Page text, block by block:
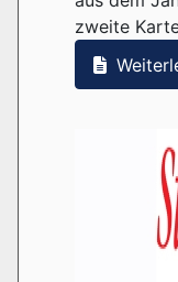
zweite